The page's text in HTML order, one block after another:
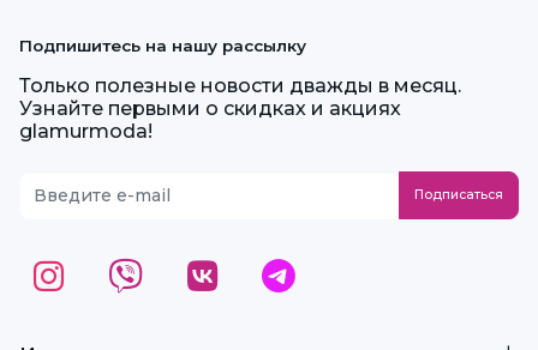
Подпишитесь на нашу рассылку
Только полезные новости дважды в месяц.
Узнайте первыми о скидках и акциях
glamurmoda!